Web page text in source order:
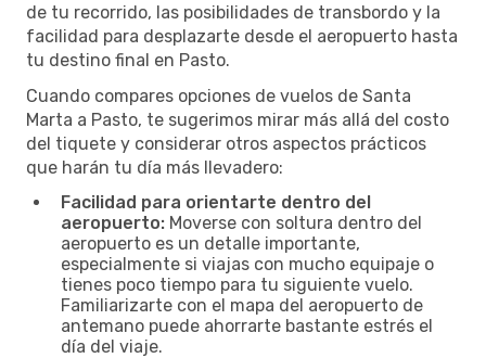
de tu recorrido, las posibilidades de transbordo y la
facilidad para desplazarte desde el aeropuerto hasta
tu destino final en Pasto.
Cuando compares opciones de vuelos de Santa
Marta a Pasto, te sugerimos mirar más allá del costo
del tiquete y considerar otros aspectos prácticos
que harán tu día más llevadero:
Facilidad para orientarte dentro del
aeropuerto: Moverse con soltura dentro del
aeropuerto es un detalle importante,
especialmente si viajas con mucho equipaje o
tienes poco tiempo para tu siguiente vuelo.
Familiarizarte con el mapa del aeropuerto de
antemano puede ahorrarte bastante estrés el
día del viaje.